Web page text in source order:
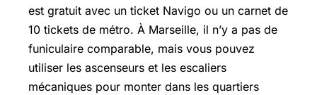
est gratuit avec un ticket Navigo ou un carnet de
10 tickets de métro. À Marseille, il n’y a pas de
funiculaire comparable, mais vous pouvez
utiliser les ascenseurs et les escaliers
mécaniques pour monter dans les quartiers